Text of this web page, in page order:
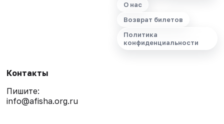
О нас
Возврат билетов
Политика
конфиденциальности
Контакты
Пишите:
info@afisha.org.ru